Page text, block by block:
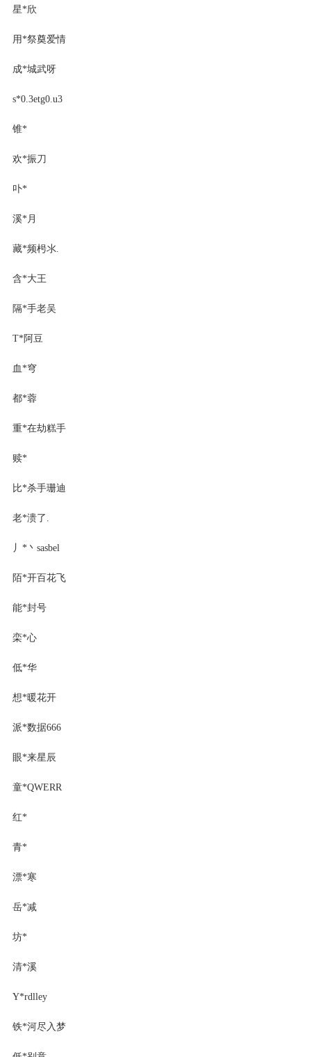
星*欣
用*祭奠爱情
成*城武呀
s*0.3etg0.u3
锥*
欢*振刀
卟*
溪*月
藏*频枵氺.
含*大王
隔*手老吴
T*阿豆
血*穹
都*蓉
重*在劫糕手
赎*
比*杀手珊迪
老*溃了.
丿*丶sasbel
陌*开百花飞
能*封号
栾*心
低*华
想*暖花开
派*数据666
眼*来星辰
童*QWERR
红*
青*
漂*寒
岳*减
坊*
清*溪
Y*rdlley
铁*河尽入梦